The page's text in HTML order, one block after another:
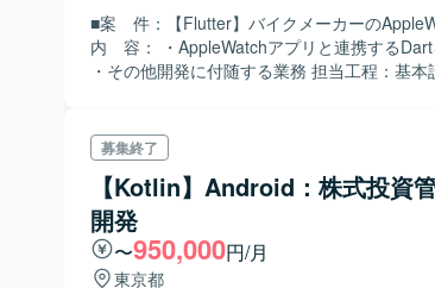
■案 件：【Flutter】バイクメーカーの
内 容： ・AppleWatchアプリと連携する
・その他開発に付随する業務 担当工程：基本設計〜開発(製造）〜テ
がある ・いずれかのソフトウェアアーキテク
がある
募集終了
【Kotlin】Android：株式投資
開発
〜950,000円/月
東京都